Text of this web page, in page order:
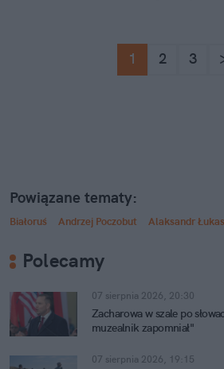
1 2 3
Powiązane tematy:
Białoruś Andrzej Poczobut Alaksandr
Polecamy
07 sierpnia 2026, 20:30
Zacharowa w szale po
muzealnik zapomniał"
07 sierpnia 2026, 19:15